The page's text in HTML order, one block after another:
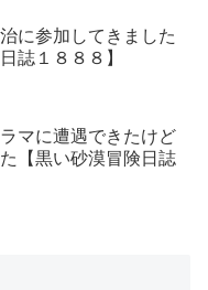
に参加してきました
誌１８８８】
マに遭遇できたけど
【黒い砂漠冒険日誌